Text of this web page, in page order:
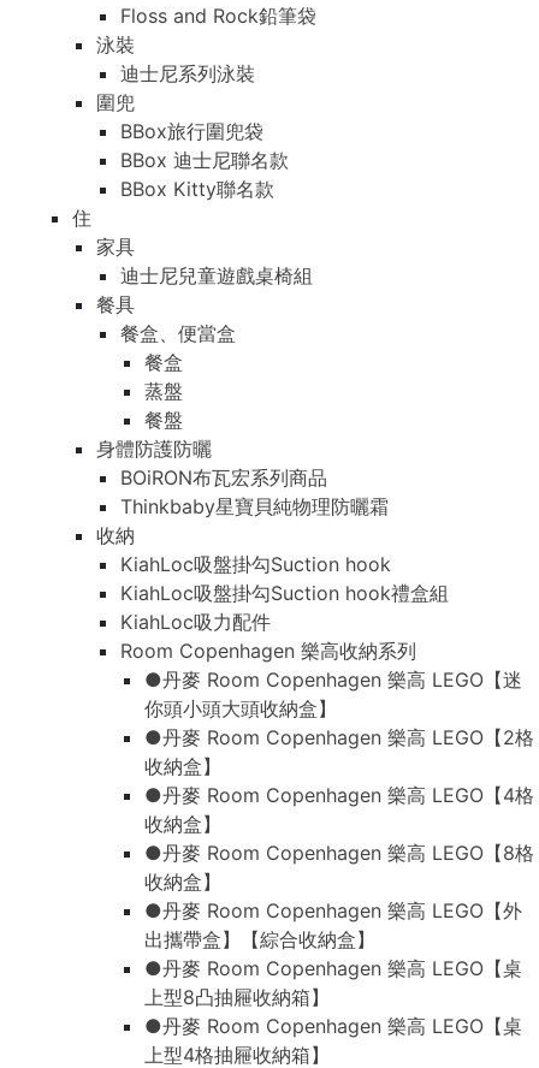
Floss and Rock鉛筆袋
泳裝
迪士尼系列泳裝
圍兜
BBox旅行圍兜袋
BBox 迪士尼聯名款
BBox Kitty聯名款
住
家具
迪士尼兒童遊戲桌椅組
餐具
餐盒、便當盒
餐盒
蒸盤
餐盤
身體防護防曬
BOiRON布瓦宏系列商品
Thinkbaby星寶貝純物理防曬霜
收納
KiahLoc吸盤掛勾Suction hook
KiahLoc吸盤掛勾Suction hook禮盒組
KiahLoc吸力配件
Room Copenhagen 樂高收納系列
●丹麥 Room Copenhagen 樂高 LEGO【迷
你頭小頭大頭收納盒】
●丹麥 Room Copenhagen 樂高 LEGO【2格
收納盒】
●丹麥 Room Copenhagen 樂高 LEGO【4格
收納盒】
●丹麥 Room Copenhagen 樂高 LEGO【8格
收納盒】
●丹麥 Room Copenhagen 樂高 LEGO【外
出攜帶盒】【綜合收納盒】
●丹麥 Room Copenhagen 樂高 LEGO【桌
上型8凸抽屜收納箱】
●丹麥 Room Copenhagen 樂高 LEGO【桌
上型4格抽屜收納箱】